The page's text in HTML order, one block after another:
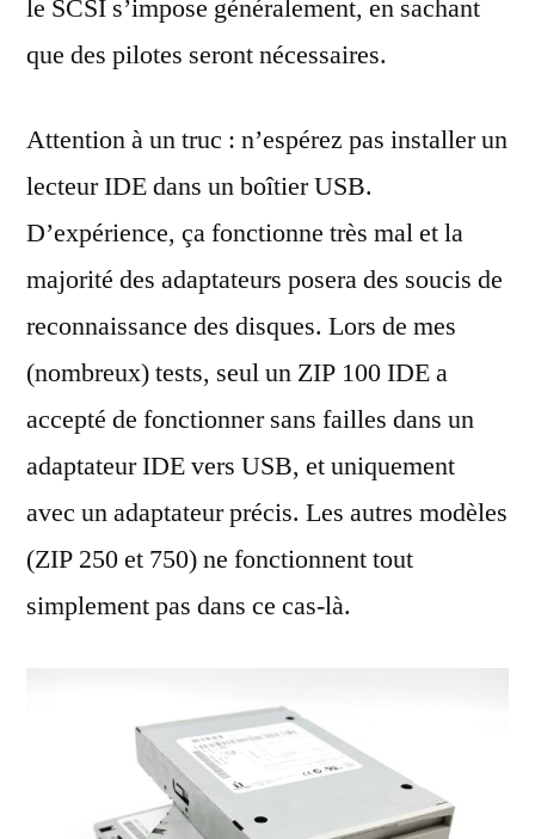
le SCSI s’impose généralement, en sachant
que des pilotes seront nécessaires.
Attention à un truc : n’espérez pas installer un
lecteur IDE dans un boîtier USB.
D’expérience, ça fonctionne très mal et la
majorité des adaptateurs posera des soucis de
reconnaissance des disques. Lors de mes
(nombreux) tests, seul un ZIP 100 IDE a
accepté de fonctionner sans failles dans un
adaptateur IDE vers USB, et uniquement
avec un adaptateur précis. Les autres modèles
(ZIP 250 et 750) ne fonctionnent tout
simplement pas dans ce cas-là.